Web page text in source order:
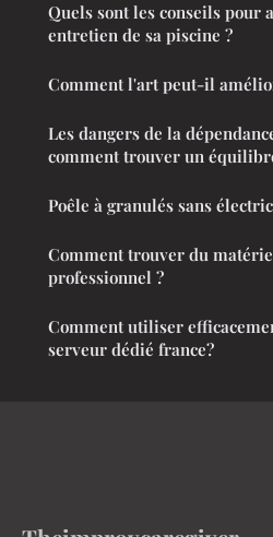
Quels sont les conseils pour
entretien de sa piscine ?
Comment l'art peut-il
Les dangers de la
comment trouver un
Poêle à granulés sans
Comment trouver du
professionnel ?
Comment utiliser
serveur dédié france?